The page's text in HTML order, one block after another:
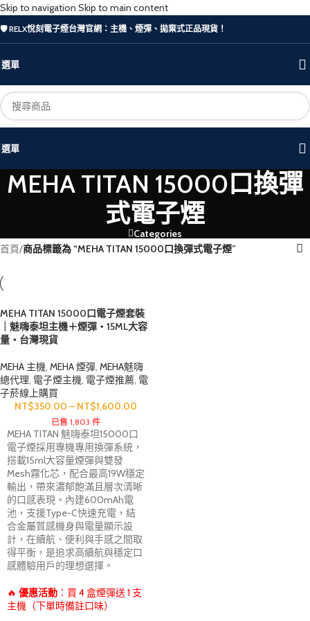
Skip to navigation Skip to main content
🛡️ RELX悅刻電子煙台灣官網：主機、煙彈、拋棄式正品現貨！
選單
選單
MEHA TITAN 15000口換彈
式電子煙
Categories
首頁/商品標籤為 “MEHA TITAN 15000口換彈式電子煙”
MEHA TITAN 15000口電子煙套裝
｜魅嗨泰坦主機＋煙彈・15ML大容
量・台灣現貨
MEHA 主機, MEHA 煙彈, MEHA魅嗨
總代理, 電子煙主機, 電子煙推薦, 電
子菸線上購買
NT$350.00 – NT$1,600.00
已售 1,803 件
MEHA TITAN 魅嗨泰坦15000口
電子煙採用專機專用換彈系統，
搭載15ml大容量煙彈與雙發
Mesh霧化芯，配合最高19W穩定
輸出，帶來濃郁飽滿且層次清晰
的口感表現。內建600mAh電
池，支援Type-C快速充電，結
合金屬質感機身與電量顯示設
計，在續航、便利與手感之間取
得平衡，是追求高續航與穩定口
感體驗用戶的理想選擇。
🔥 優惠活動 ：買 4 盒煙彈送 1 支
主機（下單時備註口味）